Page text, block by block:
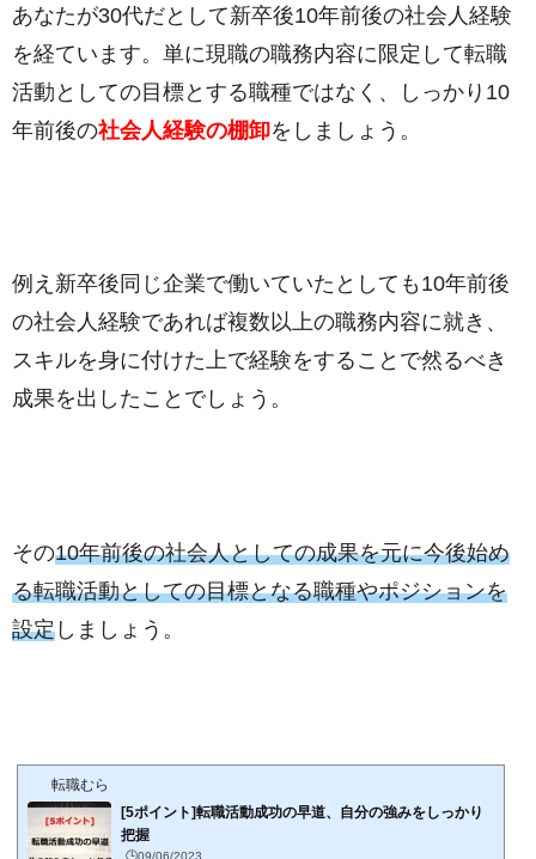
あなたが30代だとして新卒後10年前後の社会人経験
を経ています。単に現職の職務内容に限定して転職
活動としての目標とする職種ではなく、しっかり10
年前後の社会人経験の棚卸をしましょう。
例え新卒後同じ企業で働いていたとしても10年前後
の社会人経験であれば複数以上の職務内容に就き、
スキルを身に付けた上で経験をすることで然るべき
成果を出したことでしょう。
その10年前後の社会人としての成果を元に今後始め
る転職活動としての目標となる職種やポジションを
設定 しましょう。
転職むら
[5ポイント]転職活動成功の早道、自分の強みをしっかり
把握
🕒️09/06/2023